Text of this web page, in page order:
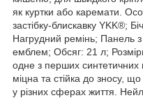
як куртки або каремати.
застібку-блискавку YKK®;
Нагрудний ремінь; Панель
емблем; Обсяг: 21 л;
одне з перших синтетичних
міцна та стійка до зносу,
у різних сферах життя.